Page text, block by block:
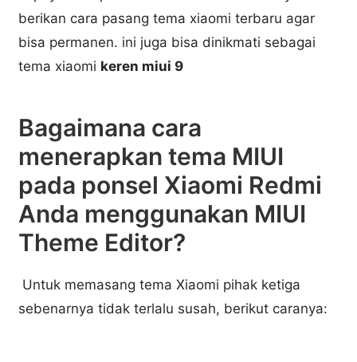
berikan cara pasang tema xiaomi terbaru agar
bisa permanen. ini juga bisa dinikmati sebagai
tema xiaomi keren miui 9
Bagaimana cara
menerapkan tema MIUI
pada ponsel Xiaomi Redmi
Anda menggunakan MIUI
Theme Editor?
Untuk memasang tema Xiaomi pihak ketiga
sebenarnya tidak terlalu susah, berikut caranya: